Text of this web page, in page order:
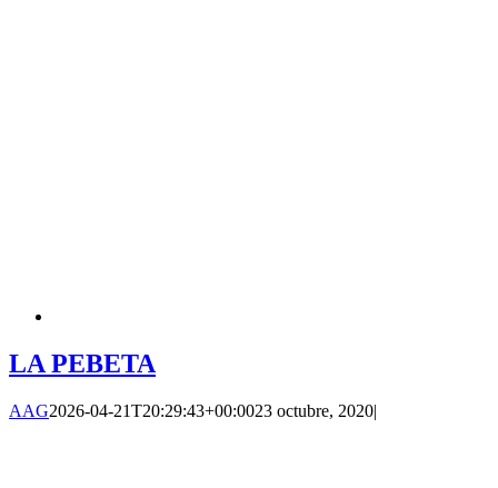
LA PEBETA
AAG2026-04-21T20:29:43+00:0023 octubre, 2020|